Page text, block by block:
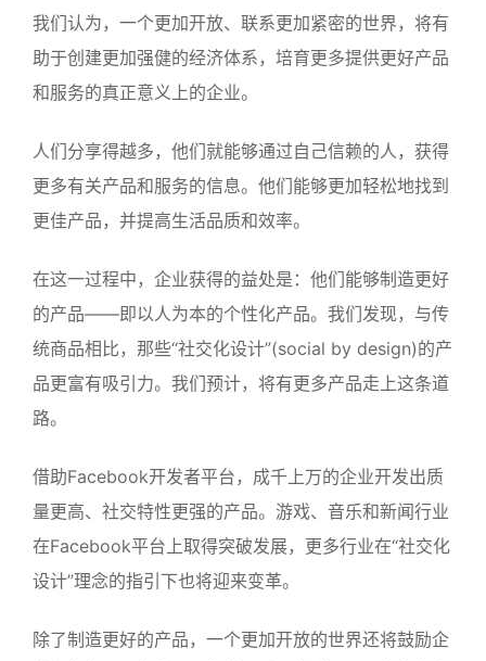
我们认为，一个更加开放、联系更加紧密的世界，将有
助于创建更加强健的经济体系，培育更多提供更好产品
和服务的真正意义上的企业。
人们分享得越多，他们就能够通过自己信赖的人，获得
更多有关产品和服务的信息。他们能够更加轻松地找到
更佳产品，并提高生活品质和效率。
在这一过程中，企业获得的益处是：他们能够制造更好
的产品——即以人为本的个性化产品。我们发现，与传
统商品相比，那些“社交化设计”(social by design)的产
品更富有吸引力。我们预计，将有更多产品走上这条道
路。
借助Facebook开发者平台，成千上万的企业开发出质
量更高、社交特性更强的产品。游戏、音乐和新闻行业
在Facebook平台上取得突破发展，更多行业在“社交化
设计”理念的指引下也将迎来变革。
除了制造更好的产品，一个更加开放的世界还将鼓励企